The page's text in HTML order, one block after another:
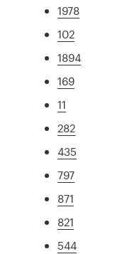
1978
102
1894
169
11
282
435
797
871
821
544